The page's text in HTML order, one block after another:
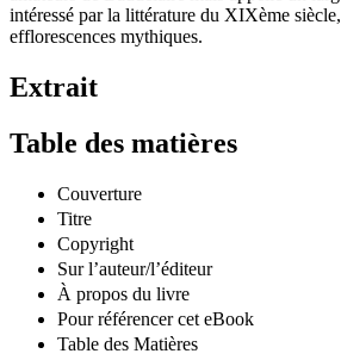
amateurs de Baudelaire mais appelle un
intéressé par la littérature du XIXème siècle,
Couverture
Titre
Copyright
Sur l’auteur/l’éditeur
À propos du livre
Pour référencer cet eBook